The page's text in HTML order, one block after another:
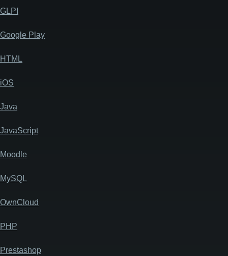
GLPI
Google Play
HTML
iOS
Java
JavaScript
Moodle
MySQL
OwnCloud
PHP
Prestashop